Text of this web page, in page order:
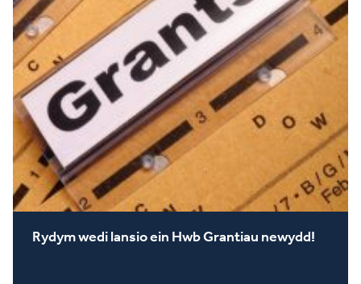
Rydym wedi lansio ein Hwb Grantiau newydd!